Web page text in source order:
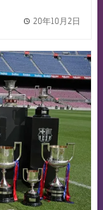
20年10月2日
badge